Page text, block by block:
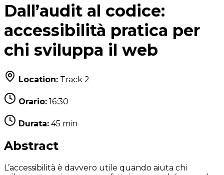
Dall’audit al codice:
accessibilità pratica per
chi sviluppa il web
Location: Track 2
Orario: 16:30
Durata: 45 min
Abstract
L’accessibilità è davvero utile quando aiuta chi